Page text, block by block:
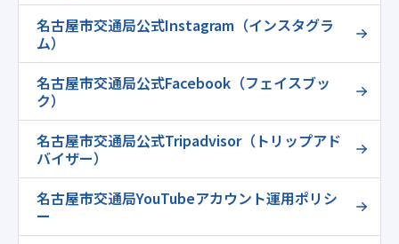
名古屋市交通局公式Instagram（インスタグラ
ム）
名古屋市交通局公式Facebook（フェイスブッ
ク）
名古屋市交通局公式Tripadvisor（トリップアド
バイザー）
名古屋市交通局YouTubeアカウント運用ポリシ
ー